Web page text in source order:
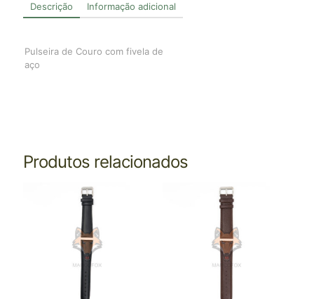
Descrição Informação adicional
Pulseira de Couro com fivela de
aço
Produtos relacionados